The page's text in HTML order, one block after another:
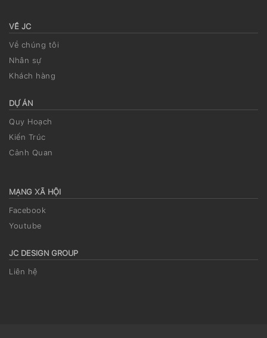
VỀ JC
Về chúng tôi
Nhân sự
Khách hàng
DỰ ÁN
Quy Hoạch
Kiến Trúc
Cảnh Quan
MẠNG XÃ HỘI
Facebook
Youtube
JC DESIGN GROUP
Liên hệ